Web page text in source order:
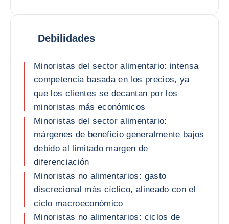
Debilidades
Minoristas del sector alimentario: intensa
competencia basada en los precios, ya
que los clientes se decantan por los
minoristas más económicos
Minoristas del sector alimentario:
márgenes de beneficio generalmente bajos
debido al limitado margen de
diferenciación
Minoristas no alimentarios: gasto
discrecional más cíclico, alineado con el
ciclo macroeconómico
Minoristas no alimentarios: ciclos de